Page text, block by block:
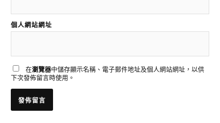
個人網站網址
在瀏覽器中儲存顯示名稱、電子郵件地址及個人網站網址，以供
下次發佈留言時使用。